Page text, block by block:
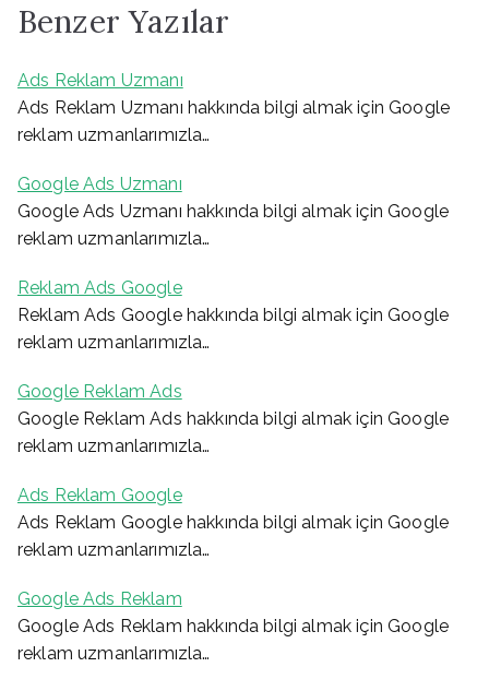
Benzer Yazılar
Ads Reklam Uzmanı
Ads Reklam Uzmanı hakkında bilgi almak için Google
reklam uzmanlarımızla…
Google Ads Uzmanı
Google Ads Uzmanı hakkında bilgi almak için Google
reklam uzmanlarımızla…
Reklam Ads Google
Reklam Ads Google hakkında bilgi almak için Google
reklam uzmanlarımızla…
Google Reklam Ads
Google Reklam Ads hakkında bilgi almak için Google
reklam uzmanlarımızla…
Ads Reklam Google
Ads Reklam Google hakkında bilgi almak için Google
reklam uzmanlarımızla…
Google Ads Reklam
Google Ads Reklam hakkında bilgi almak için Google
reklam uzmanlarımızla…